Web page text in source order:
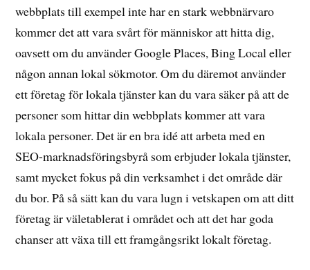
webbplats till exempel inte har en stark webbnärvaro
kommer det att vara svårt för människor att hitta dig,
oavsett om du använder Google Places, Bing Local eller
någon annan lokal sökmotor. Om du däremot använder
ett företag för lokala tjänster kan du vara säker på att de
personer som hittar din webbplats kommer att vara
lokala personer. Det är en bra idé att arbeta med en
SEO-marknadsföringsbyrå som erbjuder lokala tjänster,
samt mycket fokus på din verksamhet i det område där
du bor. På så sätt kan du vara lugn i vetskapen om att ditt
företag är väletablerat i området och att det har goda
chanser att växa till ett framgångsrikt lokalt företag.